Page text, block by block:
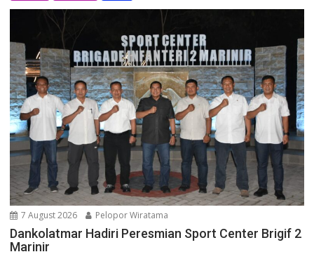
7 August 2026 Pelopor Wiratama
Dankolatmar Hadiri Peresmian Sport Center Brigif 2
Marinir